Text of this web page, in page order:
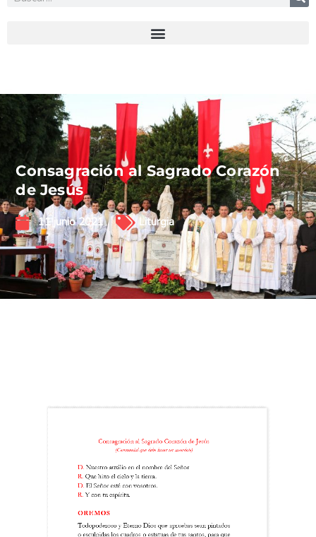
Consagración al Sagrado Corazón
de Jesús
11 junio 2021 Liturgia